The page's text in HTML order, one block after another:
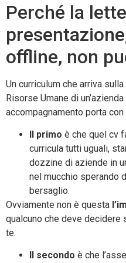
Perché la
offline, non
Un curriculum che arriva
Risorse Umane di
accompagnamento porta con
Il primo è che quel cv
curricula tutti uguali,
dozzine di aziende in
nel mucchio sperando
bersaglio.
Ovviamente non è questa
qualcuno che deve
te.
Il secondo è che